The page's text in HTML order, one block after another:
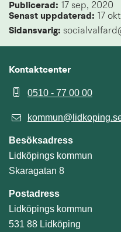
Publicerad:
17 sep, 2020
Senast uppdaterad:
17
Sidansvarig:
Kontaktcenter
0510 - 77 00 00
Besöksadress
Lidköpings kommun
Skaragatan 8
Postadress
Lidköpings kommun
531 88 Lidköping